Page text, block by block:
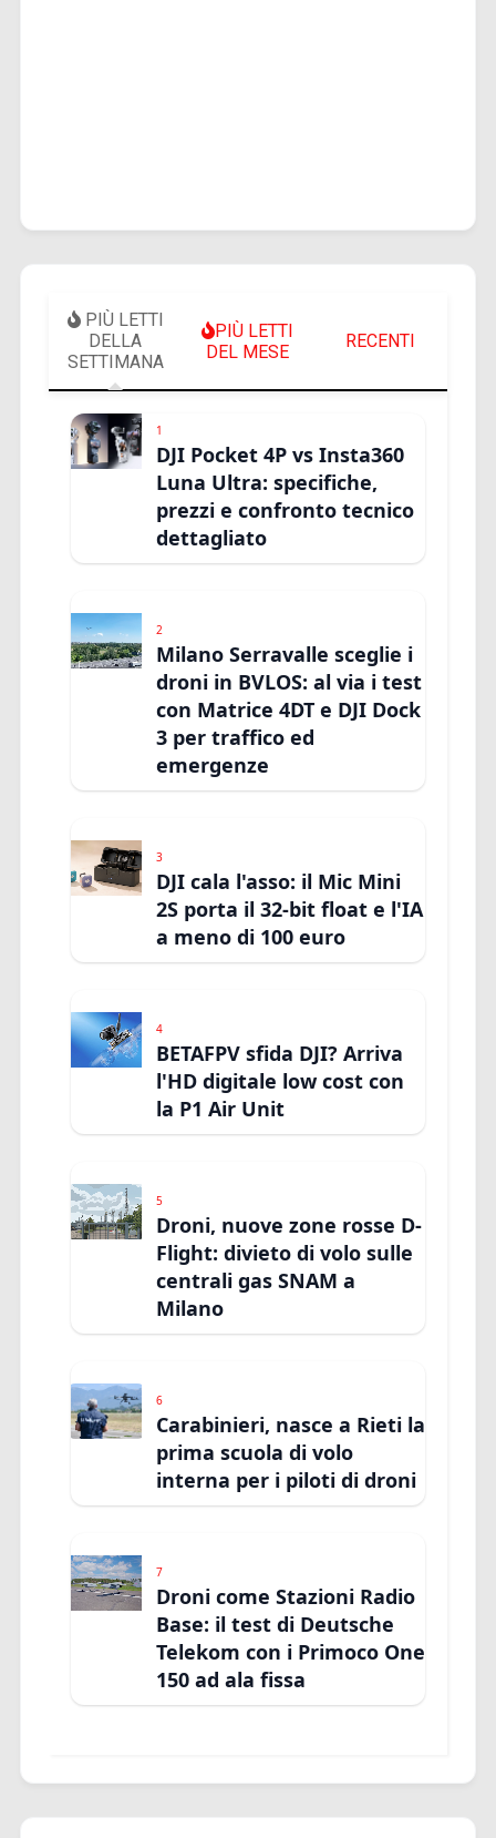
PIÙ LETTI
DELLA
SETTIMANA
PIÙ LETTI
DEL MESE
RECENTI
1
DJI Pocket 4P vs Insta360
Luna Ultra: specifiche,
prezzi e confronto tecnico
dettagliato
2
Milano Serravalle sceglie i
droni in BVLOS: al via i test
con Matrice 4DT e DJI Dock
3 per traffico ed
emergenze
3
DJI cala l'asso: il Mic Mini
2S porta il 32-bit float e l'IA
a meno di 100 euro
4
BETAFPV sfida DJI? Arriva
l'HD digitale low cost con
la P1 Air Unit
5
Droni, nuove zone rosse D-
Flight: divieto di volo sulle
centrali gas SNAM a
Milano
6
Carabinieri, nasce a Rieti la
prima scuola di volo
interna per i piloti di droni
7
Droni come Stazioni Radio
Base: il test di Deutsche
Telekom con i Primoco One
150 ad ala fissa